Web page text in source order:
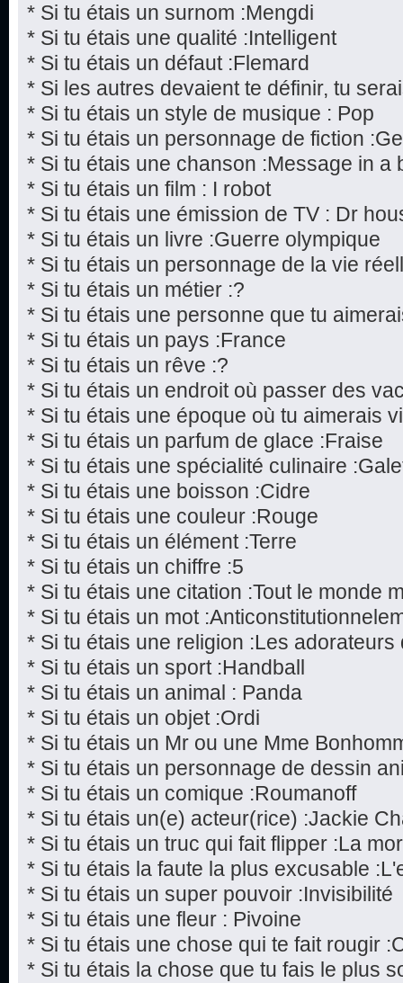
* Si tu étais un surnom :Mengdi
* Si tu étais une qualité :Intelligent
* Si tu étais un défaut :Flemard
* Si les autres devaient te définir, tu
* Si tu étais un style de musique : Pop
* Si tu étais un personnage de fiction
* Si tu étais une chanson :Message in a
* Si tu étais un film : I robot
* Si tu étais une émission de TV : Dr
* Si tu étais un livre :Guerre olympique
* Si tu étais un personnage de la vie
* Si tu étais un métier :?
* Si tu étais une personne que tu
* Si tu étais un pays :France
* Si tu étais un rêve :?
* Si tu étais un endroit où passer des
* Si tu étais une époque où tu aimerais
* Si tu étais un parfum de glace :Fraise
* Si tu étais une spécialité culinaire
* Si tu étais une boisson :Cidre
* Si tu étais une couleur :Rouge
* Si tu étais un élément :Terre
* Si tu étais un chiffre :5
* Si tu étais une citation :Tout le monde
* Si tu étais un mot
* Si tu étais une religion :Les adorateurs
* Si tu étais un sport :Handball
* Si tu étais un animal : Panda
* Si tu étais un objet :Ordi
* Si tu étais un Mr ou une Mme
* Si tu étais un personnage de dessin
* Si tu étais un comique :Roumanoff
* Si tu étais un(e) acteur(rice) :Jackie
* Si tu étais un truc qui fait flipper :La
* Si tu étais la faute la plus excusable
* Si tu étais un super pouvoir :Invisibilité
* Si tu étais une fleur : Pivoine
* Si tu étais une chose qui te fait rougir
* Si tu étais la chose que tu fais le plus